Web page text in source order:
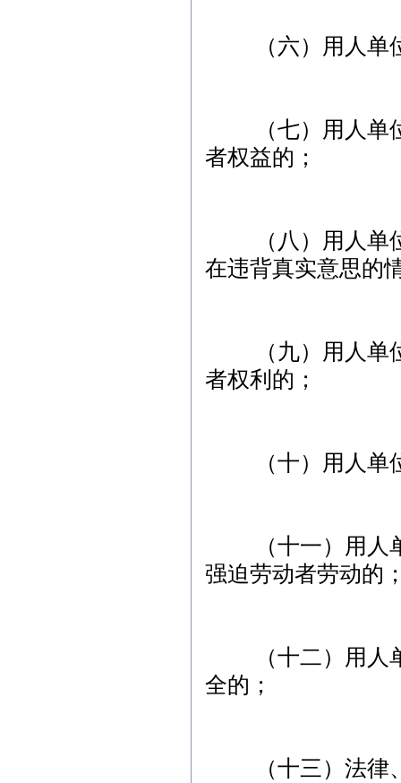
（六）用人单位
（七）用人单位
者权益的；
（八）用人单位
在违背真实意思的
（九）用人单位
者权利的；
（十）用人单位
（十一）用人单
强迫劳动者劳动的
（十二）用人单
全的；
（十三）法律、